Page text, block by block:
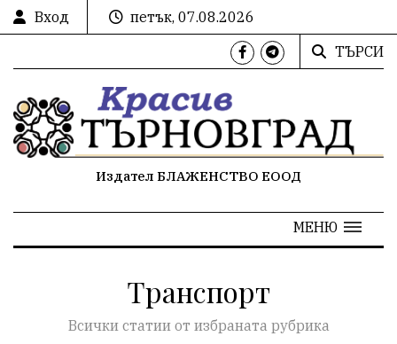
Вход
петък, 07.08.2026
ТЪРСИ
Издател БЛАЖЕНСТВО ЕООД
МЕНЮ
Транспорт
Всички статии от избраната рубрика